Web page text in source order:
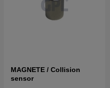
MAGNETE / Collision
sensor